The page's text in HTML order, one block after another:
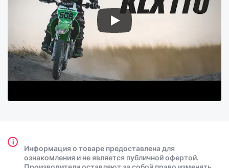
i
Информация о товаре предоставлена для
ознакомления и не является публичной офертой.